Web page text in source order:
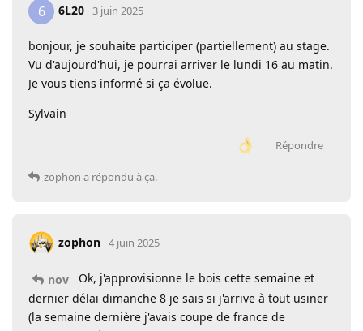
6 6L20 3 juin 2025
bonjour, je souhaite participer (partiellement) au stage.
Vu d'aujourd'hui, je pourrai arriver le lundi 16 au matin.
Je vous tiens informé si ça évolue.
Sylvain
Répondre
zophon a répondu à ça.
zophon 4 juin 2025
nov
Ok, j'approvisionne le bois cette semaine et
dernier délai dimanche 8 je sais si j'arrive à tout usiner
(la semaine dernière j'avais coupe de france de